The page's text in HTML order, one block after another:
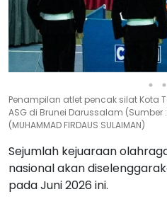
Penampilan atlet pencak silat Kota
ASG di Brunei Darussalam
(MUHAMMAD FIRDAUS SULAIMAN)
Sejumlah kejuaraan
nasional akan
pada Juni 2026 ini.